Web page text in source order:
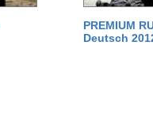
PREMIUM
Deutsch